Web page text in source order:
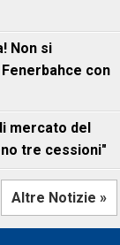
Non si
con
mercato del
tre cessioni"
Altre Notizie »